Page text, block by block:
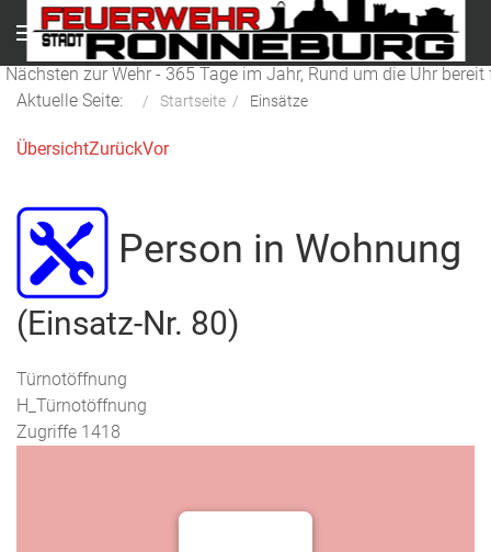
Menu
Nächsten zur Wehr - 365 Tage im Jahr, Rund um die Uhr bereit
Aktuelle Seite:
Startseite Einsätze
ÜbersichtZurückVor
Person in Wohnung
(Einsatz-Nr. 80)
Türnotöffnung
H_Türnotöffnung
Zugriffe 1418